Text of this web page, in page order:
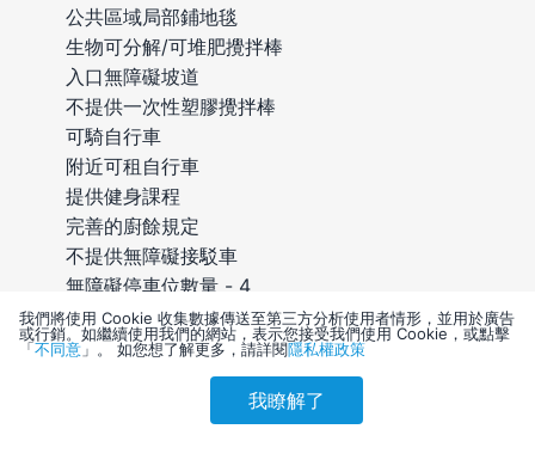
刷卡優惠 會員訂購
公共區域局部鋪地毯
生物可分解/可堆肥攪拌棒
入口無障礙坡道
不提供一次性塑膠攪拌棒
可騎自行車
附近可租自行車
提供健身課程
完善的廚餘規定
不提供無障礙接駁車
無障礙停車位數量 - 4
附近可登山
無障礙通道
可應要求更換床單
我們將使用 Cookie 收集數據傳送至第三方分析使用者情形，並用於廣告
或行銷。如繼續使用我們的網站，表示您接受我們使用 Cookie，或點擊
「不同意 」。 如您想了解更多，請詳閱隱私權政策
我瞭解了